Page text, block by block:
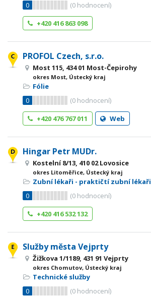
0
(0 hodnocení)
+420 416 863 098
PROFOL Czech, s.r.o.
Most 115, 434 01 Most-Čepirohy
okres Most, Ústecký kraj
Fólie
0
(0 hodnocení)
+420 476 767 011
Web
Hingar Petr MUDr.
Kostelní 8/13, 410 02 Lovosice
okres Litoměřice, Ústecký kraj
Zubní lékaři - praktičtí zubní lékaři
0
(0 hodnocení)
+420 416 532 132
Služby města Vejprty
Žižkova 1/1189, 431 91 Vejprty
okres Chomutov, Ústecký kraj
Technické služby
0
(0 hodnocení)